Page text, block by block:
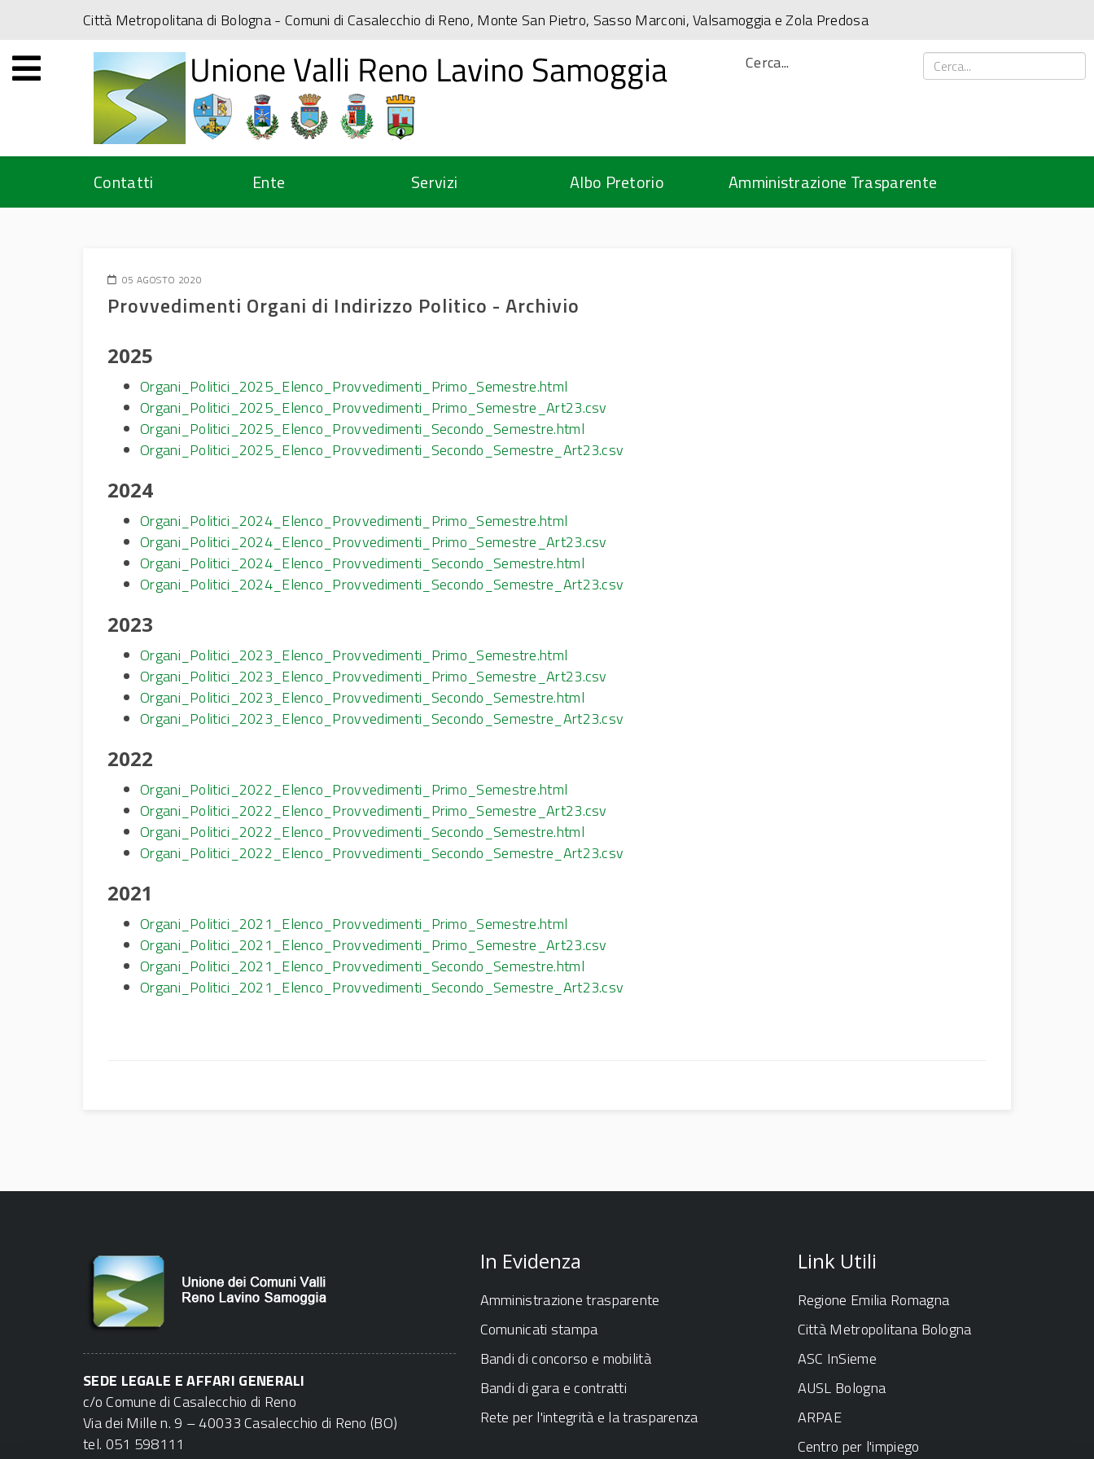
Città Metropolitana di Bologna- Comuni di Casalecchio di Reno, Monte San Pietro, Sasso Marconi, Valsamoggia e Zola Predosa
Cerca...
Contatti Ente Servizi Albo Pretorio Amministrazione Trasparente
05 AGOSTO 2020
Provvedimenti Organi di Indirizzo Politico - Archivio
2025
Organi_Politici_2025_Elenco_Provvedimenti_Primo_Semestre.html
Organi_Politici_2025_Elenco_Provvedimenti_Primo_Semestre_Art23.csv
Organi_Politici_2025_Elenco_Provvedimenti_Secondo_Semestre.html
Organi_Politici_2025_Elenco_Provvedimenti_Secondo_Semestre_Art23.csv
2024
Organi_Politici_2024_Elenco_Provvedimenti_Primo_Semestre.html
Organi_Politici_2024_Elenco_Provvedimenti_Primo_Semestre_Art23.csv
Organi_Politici_2024_Elenco_Provvedimenti_Secondo_Semestre.html
Organi_Politici_2024_Elenco_Provvedimenti_Secondo_Semestre_Art23.csv
2023
Organi_Politici_2023_Elenco_Provvedimenti_Primo_Semestre.html
Organi_Politici_2023_Elenco_Provvedimenti_Primo_Semestre_Art23.csv
Organi_Politici_2023_Elenco_Provvedimenti_Secondo_Semestre.html
Organi_Politici_2023_Elenco_Provvedimenti_Secondo_Semestre_Art23.csv
2022
Organi_Politici_2022_Elenco_Provvedimenti_Primo_Semestre.html
Organi_Politici_2022_Elenco_Provvedimenti_Primo_Semestre_Art23.csv
Organi_Politici_2022_Elenco_Provvedimenti_Secondo_Semestre.html
Organi_Politici_2022_Elenco_Provvedimenti_Secondo_Semestre_Art23.csv
2021
Organi_Politici_2021_Elenco_Provvedimenti_Primo_Semestre.html
Organi_Politici_2021_Elenco_Provvedimenti_Primo_Semestre_Art23.csv
Organi_Politici_2021_Elenco_Provvedimenti_Secondo_Semestre.html
Organi_Politici_2021_Elenco_Provvedimenti_Secondo_Semestre_Art23.csv
SEDE LEGALE E AFFARI GENERALI
c/o Comune di Casalecchio di Reno
Via dei Mille n. 9 – 40033 Casalecchio di Reno (BO)
tel. 051 598111
In Evidenza
Amministrazione trasparente
Comunicati stampa
Bandi di concorso e mobilità
Bandi di gara e contratti
Rete per l'integrità e la trasparenza
Link Utili
Regione Emilia Romagna
Città Metropolitana Bologna
ASC InSieme
AUSL Bologna
ARPAE
Centro per l'impiego